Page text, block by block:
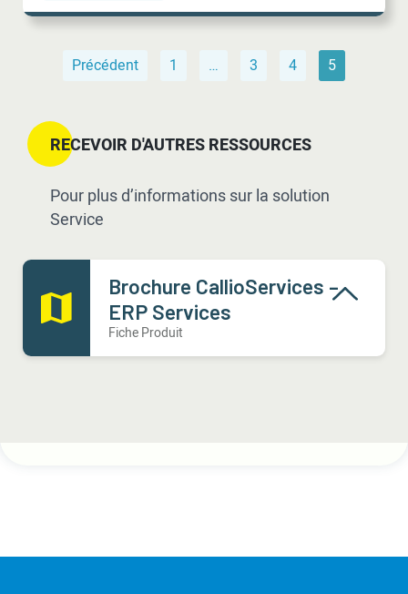
Précédent 1 … 3 4 5
RECEVOIR D'AUTRES RESSOURCES
Pour plus d’informations sur la solution
Service
Brochure CallioServices –
ERP Services
Fiche Produit